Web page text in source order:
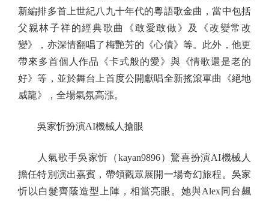
新編排多首上世紀八九十年代的粵語歌金曲，當中包括
父親林子祥的經典歌曲《敢愛敢做》及《改變常改
變》，亦深情翻唱了梅艷芳的《心債》等。此外，他更
帶來多首個人作品《卡式般的愛》與《情歌還是老的
好》等，並於舞台上首度公開獻唱全新搖滾單曲《絕地
威龍》，全場氣氛高漲。
吳家忻扮演AI機械人搶眼
人氣歌手吳家忻（kayan9896）驚喜扮演AI機械人
擔任特別演出嘉賓，帶領觀眾展開一場奇幻旅程。吳家
忻以白髮齊蔭造型上陣，相當亮眼。她與Alex同台飆